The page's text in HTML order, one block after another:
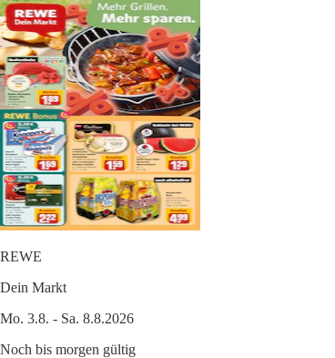
REWE
Dein Markt
Mo. 3.8. - Sa. 8.8.2026
Noch bis morgen gültig